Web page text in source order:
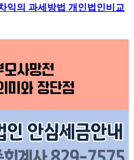
익의 과세방법 개인법인비교